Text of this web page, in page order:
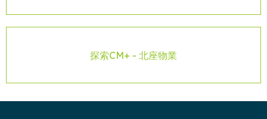
contrasting with the lighter wooden flooring to project a
modern living.
to the sleeping area.
The wall mounted TV opposite the sofa provide home
交通
港鐵
探索CM+ - 北座物業